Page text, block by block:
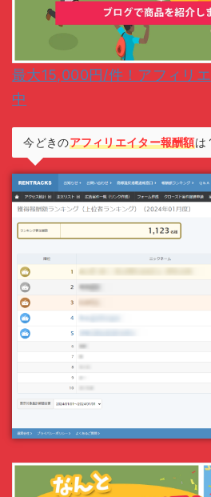
最大15,000円/件！アフィリ
中
今どきのアフィリエイター報酬額は